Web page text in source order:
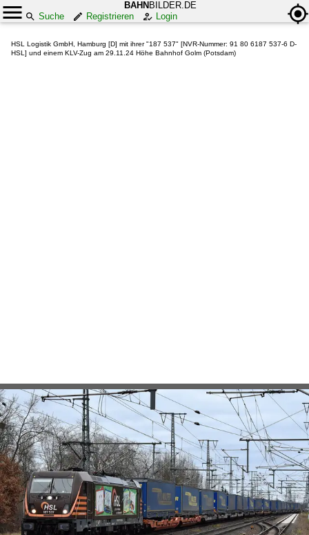
BAHN BILDER.DE
Suche
Registrieren Login
HSL Logistik GmbH, Hamburg [D] mit ihrer "187 537" [NVR-Nummer: 91 80 6187 537-6 D-
HSL] und einem KLV-Zug am 29.11.24 Höhe Bahnhof Golm (Potsdam)